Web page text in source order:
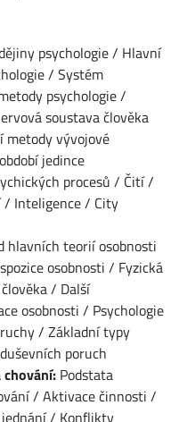
psychologie / Hlavní
/ Systém
psychologie /
soustava člověka
metody vývojové
jedince
procesů / Čití /
Inteligence / City
hlavních teorií osobnosti
osobnosti / Fyzická
/ Další
osobnosti / Psychologie
/ Základní typy
poruch
Podstata
/ Aktivace činnosti /
/ Konflikty